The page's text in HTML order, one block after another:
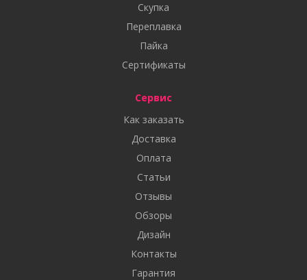
Скупка
Переплавка
Пайка
Сертификаты
Сервис
Как заказать
Доставка
Оплата
Статьи
Отзывы
Обзоры
Дизайн
Контакты
Гарантия